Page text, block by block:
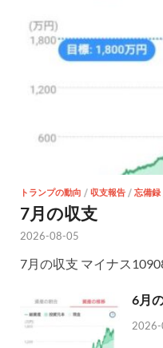
トランプの動向 / 収支報告 / 忘備録
7月の収支
2026-08-05
7月の収支 マイナス
6月